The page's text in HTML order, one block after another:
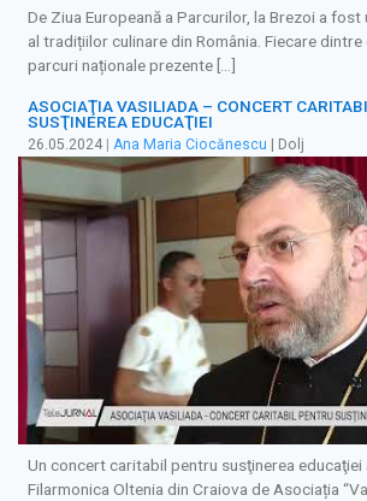
De Ziua Europeană a Parcurilor, la Brezoi a
al tradițiilor culinare din România. Fiecare
parcuri naționale prezente […]
ASOCIAŢIA VASILIADA – CONCERT
SUSŢINEREA EDUCAŢIEI
26.05.2024 Ana Maria Ciocănescu | Dolj
Un concert caritabil pentru susţinerea
Filarmonica Oltenia din Craiova de Asociația